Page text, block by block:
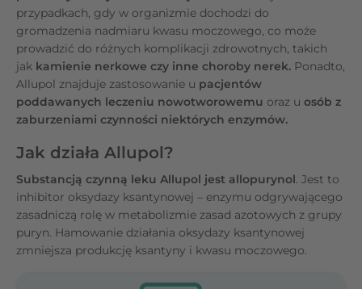
przypadkach, gdy w organizmie dochodzi do
gromadzenia nadmiaru kwasu moczowego, co może
prowadzić do różnych komplikacji zdrowotnych, takich
jak kamienie nerkowe czy inne choroby nerek. Ponadto,
Allupol znajduje zastosowanie u pacjentów
poddawanych leczeniu nowotworowemu oraz u osób z
zaburzeniami czynności niektórych enzymów.
Jak działa Allupol?
Substancją czynną leku Allupol jest allopurynol. Jest to
inhibitor oksydazy ksantynowej – enzymu odgrywającego
zasadniczą rolę w metabolizmie zasad azotowych z grupy
puryn. Hamowanie działania oksydazy ksantynowej
zmniejsza produkcję ksantyny i kwasu moczowego.